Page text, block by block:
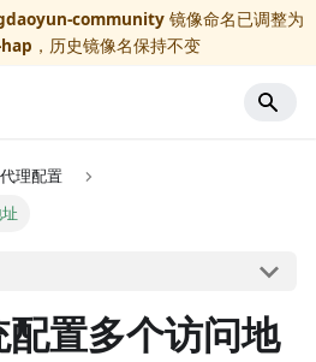
community 镜像命名已调整为
，历史镜像名保持不变
代理配置
置多个访问地